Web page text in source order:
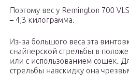
Поэтому вес у Remington 700
– 4,3 килограмма.
Из-за большого веса эта
снайперской стрельбы в
или с использованием сошек.
стрельбы навскидку она